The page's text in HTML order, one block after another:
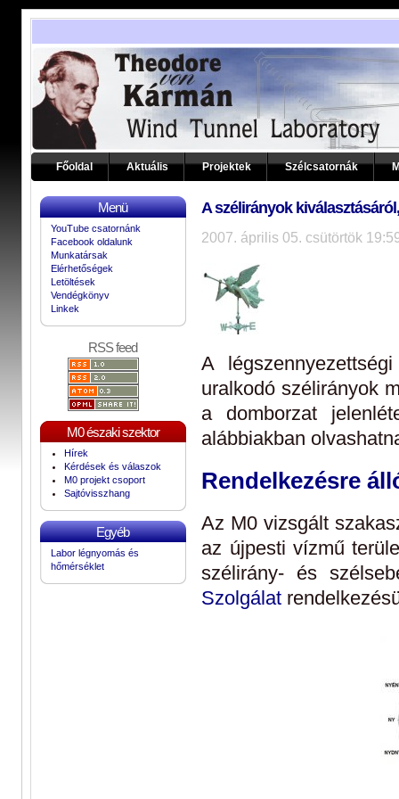
Főoldal Aktuális Projektek Szélcsatornák
A szélirányok
2007. április 05. csütörtök
A
uralkodó szélirányok
a domborzat
alábbiakban
Rendelkezésre
Az M0 vizsgált
az újpesti vízmű
szélirány- és
Szolgálat
Menü
YouTube csatornánk
Facebook oldalunk
Munkatársak
Elérhetőségek
Letöltések
Vendégkönyv
Linkek
RSS feed
M0 északi szektor
Hírek
Kérdések és válaszok
M0 projekt csoport
Sajtóvisszhang
Egyéb
Labor légnyomás és
hőmérséklet